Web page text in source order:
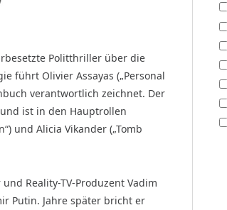
Politthriller über die
führt Olivier Assayas („Personal
verantwortlich zeichnet. Der
ist in den Hauptrollen
und Alicia Vikander („Tomb
Reality-TV-Produzent Vadim
Putin. Jahre später bricht er